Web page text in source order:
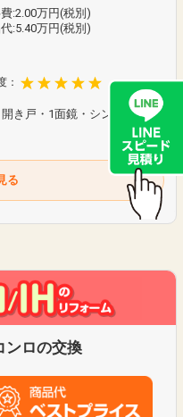
:2.00万円(税別)
:5.40万円(税別)
：
き戸・1面鏡・シングル
る
ンロの交換